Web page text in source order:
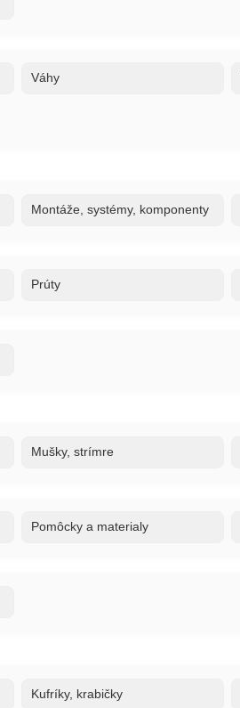
Váhy
Montáže, systémy, komponenty
Prúty
Mušky, strímre
Pomôcky a materialy
Kufríky, krabičky